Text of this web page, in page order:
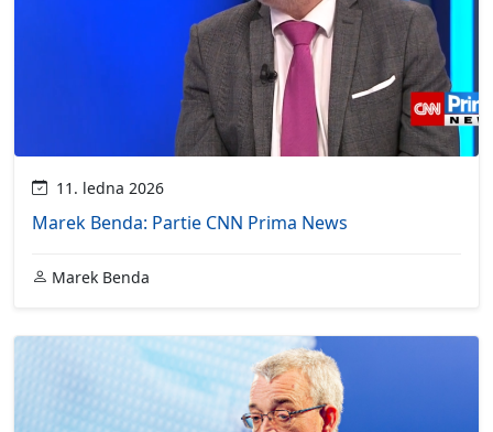
11. ledna 2026
Marek Benda: Partie CNN Prima News
Marek Benda